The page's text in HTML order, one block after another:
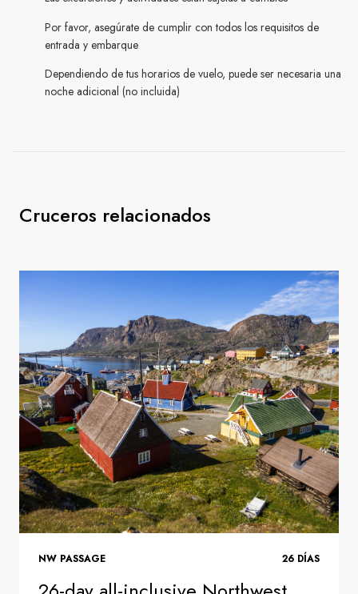
Por favor, asegúrate de cumplir con todos los requisitos de
entrada y embarque
Dependiendo de tus horarios de vuelo, puede ser necesaria una
noche adicional (no incluida)
Cruceros relacionados